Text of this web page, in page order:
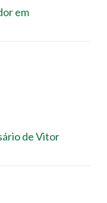
em
de Vitor